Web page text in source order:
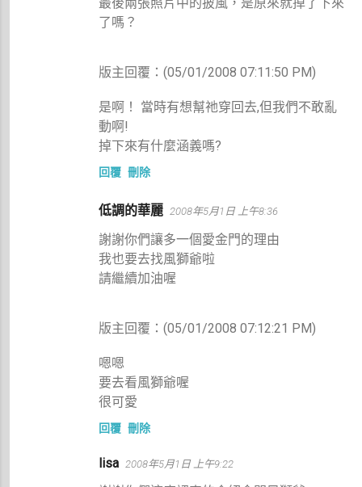
最後兩張照片中的披風，是原來就掉了下來
了嗎？
版主回覆：(05/01/2008 07:11:50 PM)
是啊！ 當時有想幫祂穿回去,但我們不敢亂
動啊!
掉下來有什麼涵義嗎?
回覆 刪除
低調的華麗 2008年5月1日 上午8:36
謝謝你們讓多一個愛金門的理由
我也要去找風獅爺啦
請繼續加油喔
版主回覆：(05/01/2008 07:12:21 PM)
嗯嗯
要去看風獅爺喔
很可愛
回覆 刪除
lisa 2008年5月1日 上午9:22